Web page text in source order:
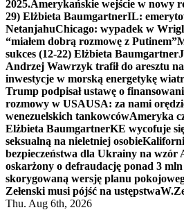
2025.Amerykańskie wejście w nowy
29) Elżbieta BaumgartnerIL:
NetanjahuChicago: wypadek w
“miałem dobrą rozmowę z Putinem”
sukces (12-22) Elżbieta Baumgartner
Andrzej Wawrzyk trafił do aresztu
inwestycje w morską energetykę
Trump podpisał ustawę o
rozmowy w USAUSA: za nami
wenezuelskich tankowcówAmeryka
Elżbieta BaumgartnerKE wycofuje
seksualną na nieletniej osobie
bezpieczeństwa dla Ukrainy na wzór
oskarżony o defraudację ponad 3
skorygowaną wersję planu
Zełenski musi pójść na ustępstwa
Thu. Aug 6th, 2026